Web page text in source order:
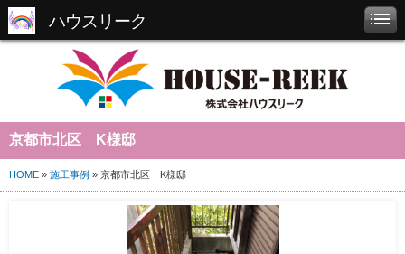
ハウスリーク
京都市北区 K様邸
HOME » 施工事例 » 京都市北区 K様邸